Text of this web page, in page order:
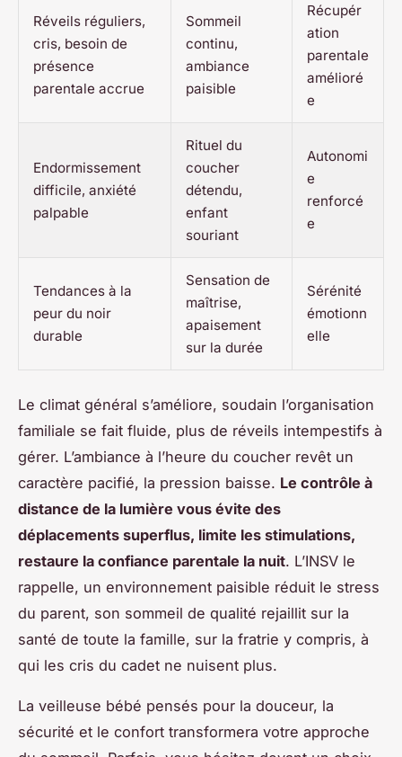
Réveils réguliers,
cris, besoin de
présence
parentale accrue
Sommeil
continu,
ambiance
paisible
Récupér
ation
parentale
amélioré
e
Endormissement
difficile, anxiété
palpable
Rituel du
coucher
détendu,
enfant
souriant
Autonomi
e
renforcé
e
Tendances à la
peur du noir
durable
Sensation de
maîtrise,
apaisement
sur la durée
Sérénité
émotionn
elle
Le climat général s’améliore, soudain l’organisation
familiale se fait fluide, plus de réveils intempestifs à
gérer. L’ambiance à l’heure du coucher revêt un
caractère pacifié, la pression baisse. Le contrôle à
distance de la lumière vous évite des
déplacements superflus, limite les stimulations,
restaure la confiance parentale la nuit. L’INSV le
rappelle, un environnement paisible réduit le stress
du parent, son sommeil de qualité rejaillit sur la
santé de toute la famille, sur la fratrie y compris, à
qui les cris du cadet ne nuisent plus.
La veilleuse bébé pensés pour la douceur, la
sécurité et le confort transformera votre approche